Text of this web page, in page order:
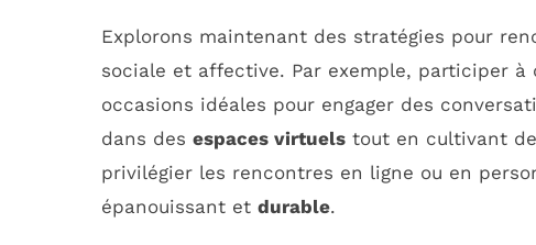
Explorons maintenant des stratégies pour
sociale et affective. Par exemple, participer
occasions idéales pour engager des
dans des espaces virtuels tout en cultivant
privilégier les rencontres en ligne ou en
épanouissant et durable.